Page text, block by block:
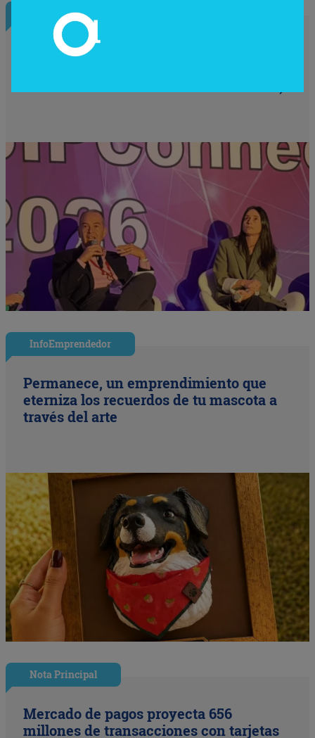
InfoNegocios Miami
SIP Connect 2026 (parte III): ¿cómo nace
InfoEmprendedor
Permanece, un emprendimiento que
eterniza los recuerdos de tu mascota a
través del arte
Nota Principal
Mercado de pagos proyecta 656
millones de transacciones con tarjetas